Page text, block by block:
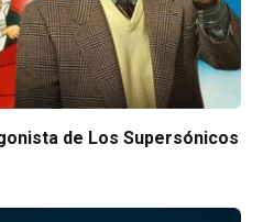
de Los Supersónicos